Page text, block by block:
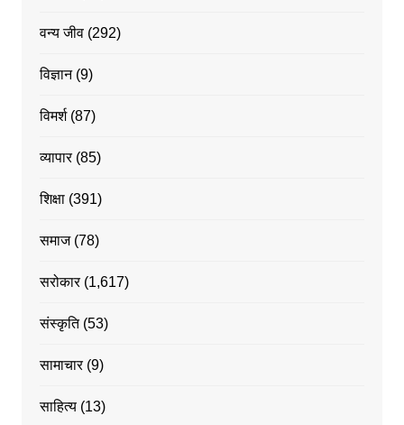
वन्य जीव(292)
विज्ञान(9)
विमर्श(87)
व्यापार(85)
शिक्षा(391)
समाज(78)
सरोकार(1,617)
संस्कृति(53)
सामाचार(9)
साहित्य(13)